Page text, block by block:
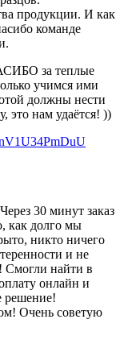
продукции. И как
команде
за теплые
учимся ими
должны нести
это нам удаётся! ))
30 минут заказ
как долго мы
никто ничего
и не
Смогли найти в
онлайн и
решение!
Очень советую